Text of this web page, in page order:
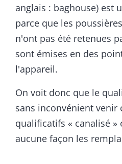
anglais : baghouse) est
parce que les
n'ont pas été retenues
sont émises en des
l'appareil.
On voit donc que le
sans inconvénient venir
qualificatifs « canalisé »
aucune façon les